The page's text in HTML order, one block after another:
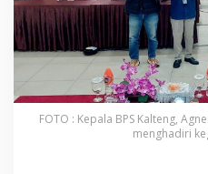
FOTO : Kepala BPS Kalteng,
menghadiri